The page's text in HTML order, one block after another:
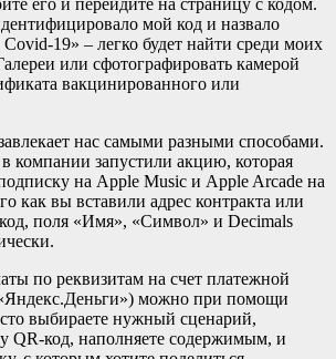
мой код и назвало
19» – легко будет найти среди моих
или сфотографировать камерой
вакцинированного или
нас самыми разными способами.
компании запустили акцию, которая
на Apple Music и Apple Arcade на
как вы вставили адрес контракта или
поля «Имя», «Символ» и Decimals
по реквизитам на счет платежной
можно при помощи
выбираете нужный сценарий,
QR-код, наполняете содержимым, и